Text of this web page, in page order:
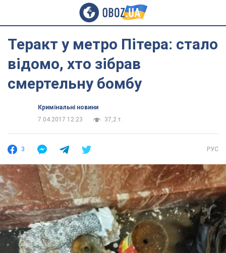
Теракт у метро Пітера: стало
відомо, хто зібрав
смертельну бомбу
Кримінальні новини
7.04.2017 12:23
37,2 т.
3 РУС